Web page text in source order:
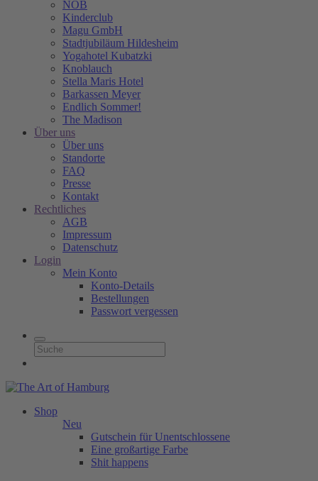
NOB
Kinderclub
Magu GmbH
Stadtjubiläum Hildesheim
Yogahotel Kubatzki
Knoblauch
Stella Maris Hotel
Barkassen Meyer
Endlich Sommer!
The Madison
Über uns
Über uns
Standorte
FAQ
Presse
Kontakt
Rechtliches
AGB
Impressum
Datenschutz
Login
Mein Konto
Konto-Details
Bestellungen
Passwort vergessen
Shop
Neu
Gutschein für Unentschlossene
Eine großartige Farbe
Shit happens